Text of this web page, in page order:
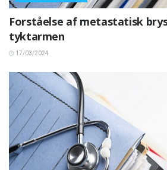
Forståelse af metastatisk
tyktarmen
17/03/2024